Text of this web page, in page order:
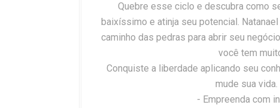
Quebre esse ciclo e descubra como
baixíssimo e atinja seu potencial.
caminho das pedras para abrir seu
você tem
Conquiste a liberdade aplicando seu
mude sua
- Empreenda com